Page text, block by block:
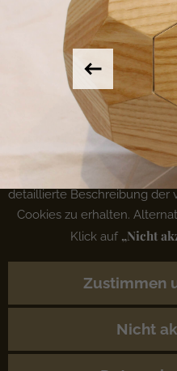
42929
Telefon
Mail
»
»
Um Ihnen eine
unserer Website zu bieten,
Daten zur Optimierung der
sowie zum
auf
„Zustimmen und
detaillierte Beschreibung der
Cookies zu erhalten.
Klick auf „Nicht
Zustimmen
Nicht